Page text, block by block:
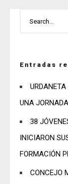
Entradas
UNA
38
INICIARON
FORMACIÓN
CONCEJO